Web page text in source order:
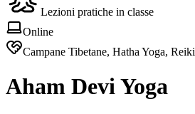
Lezioni pratiche in classe
Online
Campane Tibetane, Hatha Yoga, Reiki
Aham Devi Yoga